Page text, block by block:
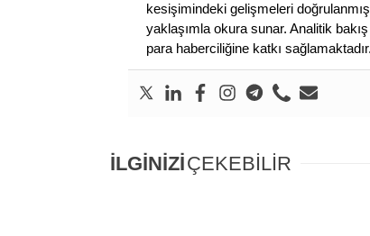
kesişimindeki gelişmeleri
yaklaşımla okura sunar. Analitik
para haberciliğine katkı sağlamaktadır.
İLGİNİZİÇEKEBİLİR